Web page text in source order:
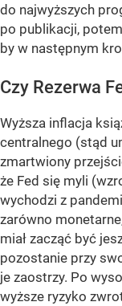
do najwyższych
po publikacji, potem
by w następnym
Czy Rezerwa
Wyższa inflacja
centralnego (stąd
zmartwiony
że Fed się myli
wychodzi z
zarówno
miał zacząć być
pozostanie przy
je zaostrzy. Po
wyższe ryzyko